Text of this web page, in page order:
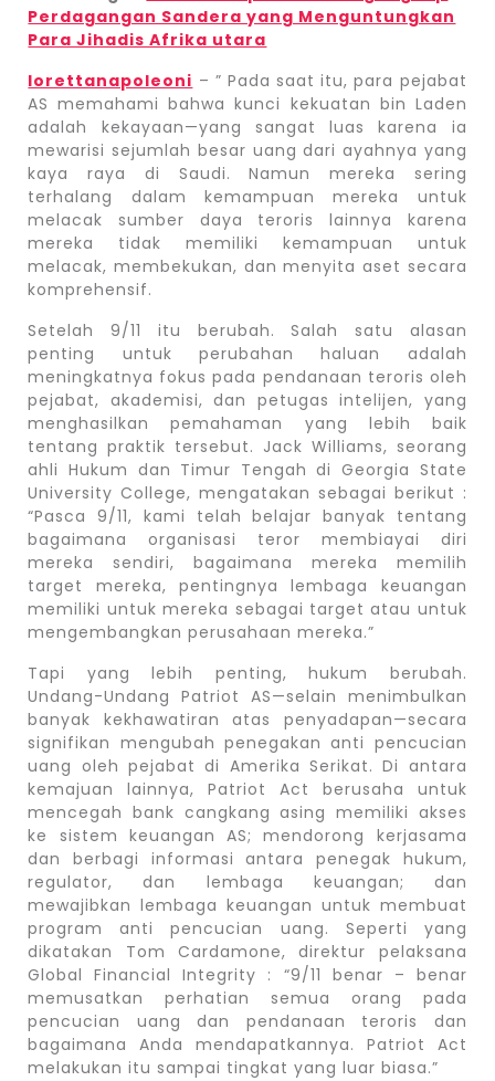
Perdagangan Sandera yang Menguntungkan
Para Jihadis Afrika utara
lorettanapoleoni – ” Pada saat itu, para pejabat
AS memahami bahwa kunci kekuatan bin Laden
adalah kekayaan—yang sangat luas karena ia
mewarisi sejumlah besar uang dari ayahnya yang
kaya raya di Saudi. Namun mereka sering
terhalang dalam kemampuan mereka untuk
melacak sumber daya teroris lainnya karena
mereka tidak memiliki kemampuan untuk
melacak, membekukan, dan menyita aset secara
komprehensif.
Setelah 9/11 itu berubah. Salah satu alasan
penting untuk perubahan haluan adalah
meningkatnya fokus pada pendanaan teroris oleh
pejabat, akademisi, dan petugas intelijen, yang
menghasilkan pemahaman yang lebih baik
tentang praktik tersebut. Jack Williams, seorang
ahli Hukum dan Timur Tengah di Georgia State
University College, mengatakan sebagai berikut :
“Pasca 9/11, kami telah belajar banyak tentang
bagaimana organisasi teror membiayai diri
mereka sendiri, bagaimana mereka memilih
target mereka, pentingnya lembaga keuangan
memiliki untuk mereka sebagai target atau untuk
mengembangkan perusahaan mereka.”
Tapi yang lebih penting, hukum berubah.
Undang-Undang Patriot AS—selain menimbulkan
banyak kekhawatiran atas penyadapan—secara
signifikan mengubah penegakan anti pencucian
uang oleh pejabat di Amerika Serikat. Di antara
kemajuan lainnya, Patriot Act berusaha untuk
mencegah bank cangkang asing memiliki akses
ke sistem keuangan AS; mendorong kerjasama
dan berbagi informasi antara penegak hukum,
regulator, dan lembaga keuangan; dan
mewajibkan lembaga keuangan untuk membuat
program anti pencucian uang. Seperti yang
dikatakan Tom Cardamone, direktur pelaksana
Global Financial Integrity : “9/11 benar – benar
memusatkan perhatian semua orang pada
pencucian uang dan pendanaan teroris dan
bagaimana Anda mendapatkannya. Patriot Act
melakukan itu sampai tingkat yang luar biasa.”